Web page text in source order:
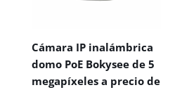
Cámara IP inalámbrica
domo PoE Bokysee de 5
megapíxeles a precio de